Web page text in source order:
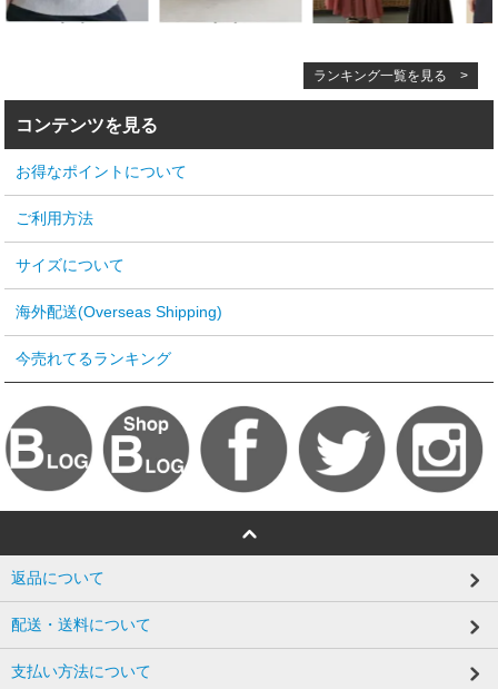
ランキング一覧を見る >
コンテンツを見る
お得なポイントについて
ご利用方法
サイズについて
海外配送(Overseas Shipping)
今売れてるランキング
返品について
配送・送料について
支払い方法について